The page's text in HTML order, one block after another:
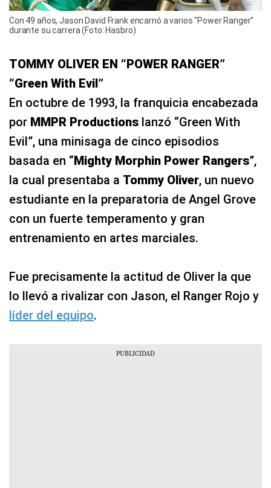
Con 49 años, Jason David Frank encarnó a varios "Power Ranger"
durante su carrera (Foto: Hasbro)
TOMMY OLIVER EN “POWER RANGER”
“Green With Evil”
En octubre de 1993, la franquicia encabezada
por MMPR Productions lanzó “Green With
Evil”, una minisaga de cinco episodios
basada en “Mighty Morphin Power Rangers”,
la cual presentaba a Tommy Oliver, un nuevo
estudiante en la preparatoria de Angel Grove
con un fuerte temperamento y gran
entrenamiento en artes marciales.
Fue precisamente la actitud de Oliver la que
lo llevó a rivalizar con Jason, el Ranger Rojo y
líder del equipo.